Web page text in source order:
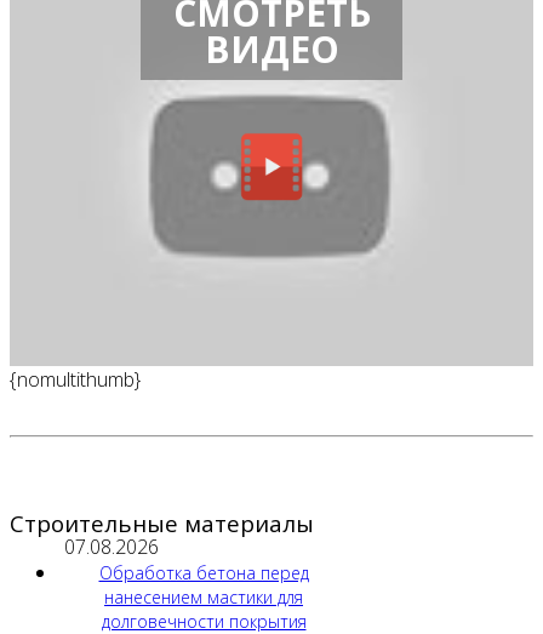
СМОТРЕТЬ
ВИДЕО
{nomultithumb}
Строительные материалы
07.08.2026
Обработка бетона перед
нанесением мастики для
долговечности покрытия